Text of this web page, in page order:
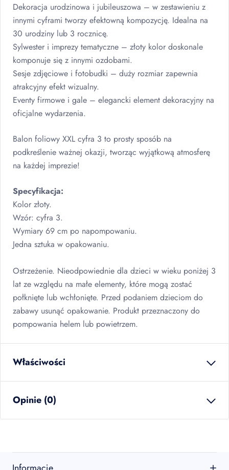
Dekoracja urodzinowa i jubileuszowa – w zestawieniu z
innymi cyframi tworzy efektowną kompozycję. Idealna na
30 urodziny lub 3 rocznicę.
Sylwester i imprezy tematyczne – złoty kolor doskonale
komponuje się z innymi ozdobami.
Sesje zdjęciowe i fotobudki – duży rozmiar zapewnia
atrakcyjny efekt wizualny.
Eventy firmowe i gale – elegancki element dekoracyjny na
oficjalne wydarzenia.
Balon foliowy XXL cyfra 3 to prosty sposób na
podkreślenie ważnej okazji, tworząc wyjątkową atmosferę
na każdej imprezie!
Specyfikacja:
Kolor złoty.
Wzór: cyfra 3.
Wymiary 69 cm po napompowaniu.
Jedna sztuka w opakowaniu.
Ostrzeżenie. Nieodpowiednie dla dzieci w wieku poniżej 3
lat ze względu na małe elementy, które mogą zostać
połknięte lub wchłonięte. Przed podaniem dzieciom do
zabawy usunąć opakowanie. Produkt przeznaczony do
pompowania helem lub powietrzem.
Właściwości
ilość w opakowaniu
zbiorczym
sztuk w kartonie
12szt
Opinie (0)